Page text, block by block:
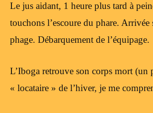
Le jus aidant, 1 heure plus tard à
touchons l’escoure du phare. Arrivée
phage. Débarquement de l’équipage.
L’Iboga retrouve son corps mort (un
« locataire » de l’hiver, je me